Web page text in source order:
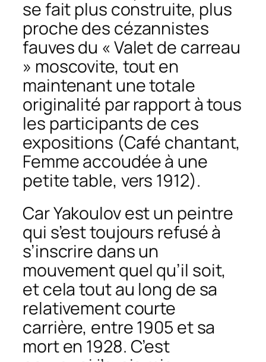
se fait plus construite, plus
proche des cézannistes
fauves du « Valet de carreau
» moscovite, tout en
maintenant une totale
originalité par rapport à tous
les participants de ces
expositions (Café chantant,
Femme accoudée à une
petite table, vers 1912).
Car Yakoulov est un peintre
qui s’est toujours refusé à
s’inscrire dans un
mouvement quel qu’il soit,
et cela tout au long de sa
relativement courte
carrière, entre 1905 et sa
mort en 1928. C’est